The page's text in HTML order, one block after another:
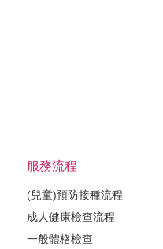
服務流程
(兒童)預防接種流程
成人健康檢查流程
一般體格檢查